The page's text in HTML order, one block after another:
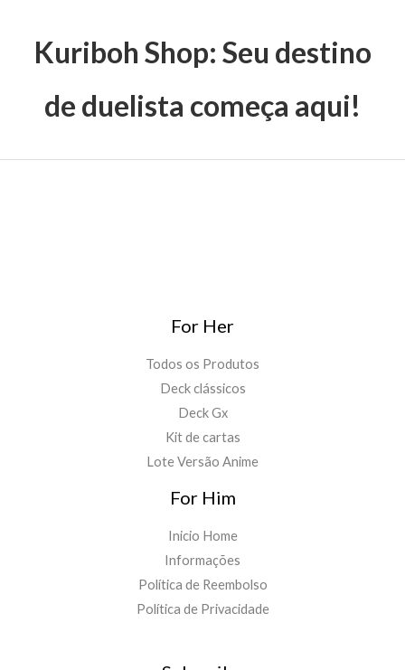
Kuriboh Shop: Seu destino
de duelista começa aqui!
For Her
Todos os Produtos
Deck clássicos
Deck Gx
Kit de cartas
Lote Versão Anime
For Him
Inicio Home
Informações
Política de Reembolso
Política de Privacidade